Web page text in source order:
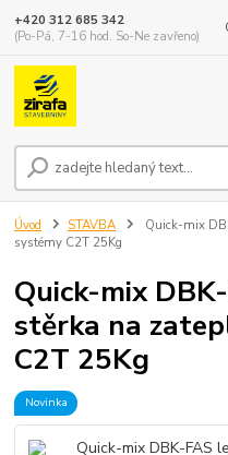
+420 312 685 342
(Po-Pá, 7-16 hod. So-Ne zavřeno)
Úvod STAVBA
Quick-mix
systémy C2T 25Kg
Quick-mix
stěrka na
C2T 25Kg
Novinka